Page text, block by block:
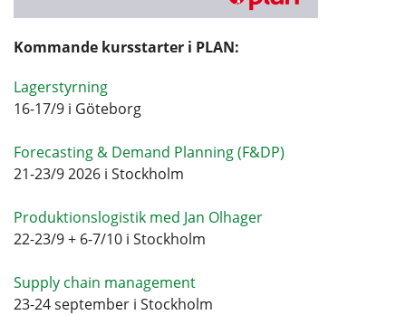
Kommande kursstarter i PLAN:
Lagerstyrning
16-17/9 i Göteborg
Forecasting & Demand Planning (F&DP)
21-23/9 2026 i Stockholm
Produktionslogistik med Jan Olhager
22-23/9 + 6-7/10 i Stockholm
Supply chain management
23-24 september i Stockholm